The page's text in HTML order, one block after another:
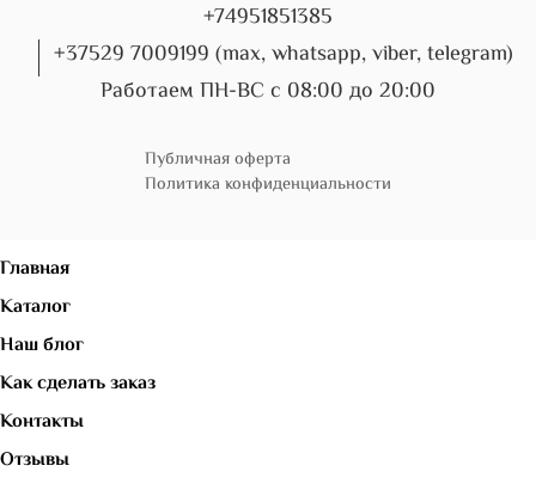
+74951851385
+37529 7009199 (max, whatsapp, viber, telegram)
Работаем ПН-ВС с 08:00 до 20:00
Публичная оферта
Политика конфиденциальности
Главная
Каталог
Наш блог
Как сделать заказ
Контакты
Отзывы